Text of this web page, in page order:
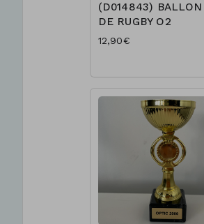
(D014843) BALLON
DE RUGBY O2
12,90€